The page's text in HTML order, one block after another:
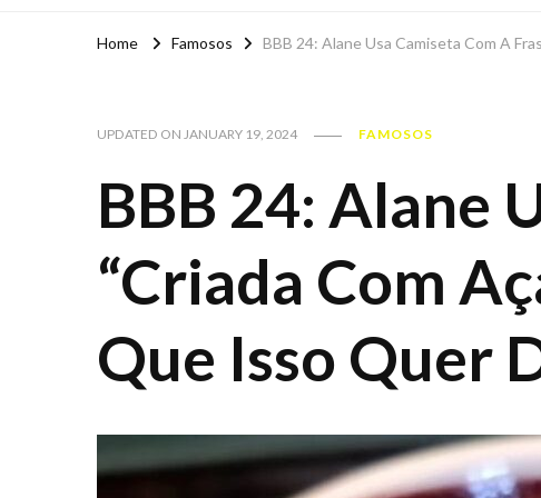
Home Famosos BBB 24: Alane Usa Camiseta Com A
UPDATED ON JANUARY 19, 2024 FAMOSOS
BBB 24: Alane
“Criada Com
Que Isso Quer